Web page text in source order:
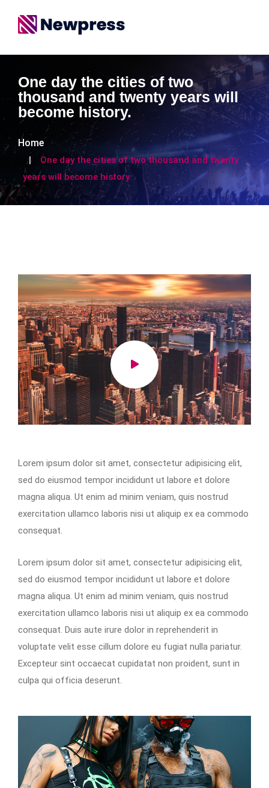
One day the cities of two
thousand and twenty years will
become history.
Home
One day the cities of two thousand and twenty
years will become history.
Lorem ipsum dolor sit amet, consectetur adipisicing elit,
sed do eiusmod tempor incididunt ut labore et dolore
magna aliqua. Ut enim ad minim veniam, quis nostrud
exercitation ullamco laboris nisi ut aliquip ex ea commodo
consequat.
Lorem ipsum dolor sit amet, consectetur adipisicing elit,
sed do eiusmod tempor incididunt ut labore et dolore
magna aliqua. Ut enim ad minim veniam, quis nostrud
exercitation ullamco laboris nisi ut aliquip ex ea commodo
consequat. Duis aute irure dolor in reprehenderit in
voluptate velit esse cillum dolore eu fugiat nulla pariatur.
Excepteur sint occaecat cupidatat non proident, sunt in
culpa qui officia deserunt.